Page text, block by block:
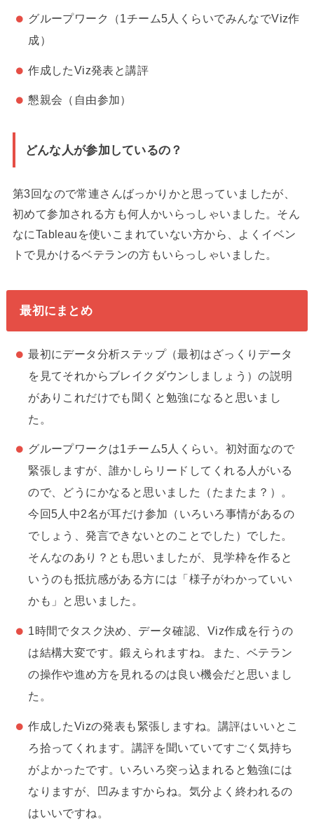
グループワーク（1チーム5人くらいでみんなでViz作
成）
作成したViz発表と講評
懇親会（自由参加）
どんな人が参加しているの？
第3回なので常連さんばっかりかと思っていましたが、
初めて参加される方も何人かいらっしゃいました。そん
なにTableauを使いこまれていない方から、よくイベン
トで見かけるベテランの方もいらっしゃいました。
最初にまとめ
最初にデータ分析ステップ（最初はざっくりデータ
を見てそれからブレイクダウンしましょう）の説明
がありこれだけでも聞くと勉強になると思いまし
た。
グループワークは1チーム5人くらい。初対面なので
緊張しますが、誰かしらリードしてくれる人がいる
ので、どうにかなると思いました（たまたま？）。
今回5人中2名が耳だけ参加（いろいろ事情があるの
でしょう、発言できないとのことでした）でした。
そんなのあり？とも思いましたが、見学枠を作ると
いうのも抵抗感がある方には「様子がわかっていい
かも」と思いました。
1時間でタスク決め、データ確認、Viz作成を行うの
は結構大変です。鍛えられますね。また、ベテラン
の操作や進め方を見れるのは良い機会だと思いまし
た。
作成したVizの発表も緊張しますね。講評はいいとこ
ろ拾ってくれます。講評を聞いていてすごく気持ち
がよかったです。いろいろ突っ込まれると勉強には
なりますが、凹みますからね。気分よく終われるの
はいいですね。